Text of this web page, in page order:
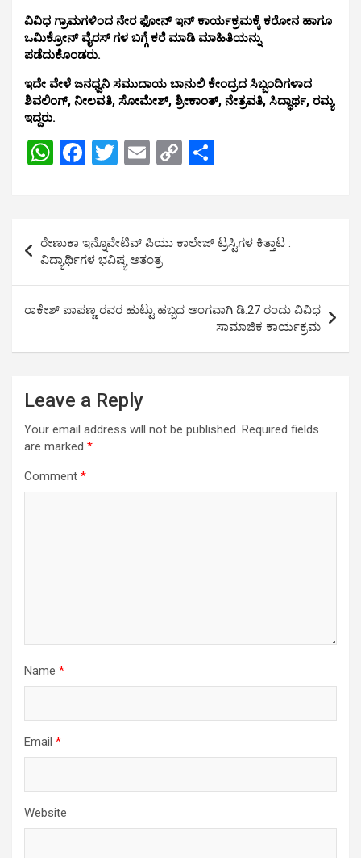
ವಿವಿಧ ಗ್ರಾಮಗಳಿಂದ ನೇರ ಫೋನ್ ಇನ್ ಕಾರ್ಯಕ್ರಮಕ್ಕೆ ಕರೋನ ಹಾಗೂ
ಒಮಿಕ್ರೋನ್ ವೈರಸ್ ಗಳ ಬಗ್ಗೆ ಕರೆ ಮಾಡಿ ಮಾಹಿತಿಯನ್ನು
ಪಡೆದುಕೊಂಡರು.
ಇದೇ ವೇಳೆ ಜನಧ್ವನಿ ಸಮುದಾಯ ಬಾನುಲಿ ಕೇಂದ್ರದ ಸಿಬ್ಬಂದಿಗಳಾದ
ಶಿವಲಿಂಗ್, ನೀಲವತಿ, ಸೋಮೇಶ್, ಶ್ರೀಕಾಂತ್, ನೇತ್ರವತಿ, ಸಿದ್ಧಾರ್ಥ, ರಮ್ಯ
ಇದ್ದರು.
W
at
A
p
p
F
ce
b
o
o
k
T
tt
er
E
ail
C
py
Li
n
k
ar
e
navigation
ರೇಣುಕಾ ಇನ್ನೊವೇಟಿವ್ ಪಿಯು ಕಾಲೇಜ್ ಟ್ರಸ್ಟಿಗಳ ಕಿತ್ತಾಟ :
ವಿದ್ಯಾರ್ಥಿಗಳ ಭವಿಷ್ಯ ಅತಂತ್ರ
ರಾಕೇಶ್ ಪಾಪಣ್ಣ ರವರ ಹುಟ್ಟು ಹಬ್ಬದ ಅಂಗವಾಗಿ ಡಿ.27 ರಂದು ವಿವಿಧ
ಸಾಮಾಜಿಕ ಕಾರ್ಯಕ್ರಮ
Leave a Reply
Your email address will not be published. Required fields
are marked *
Comment *
Name *
Email *
Website